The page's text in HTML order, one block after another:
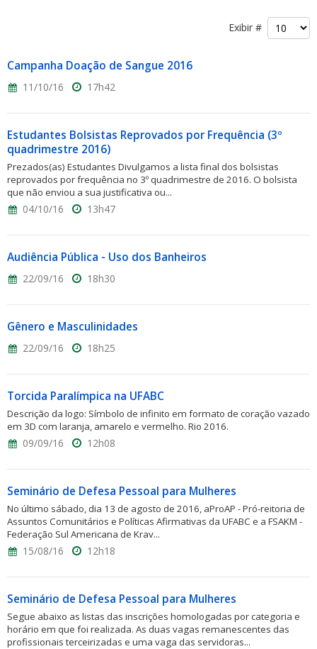
Exibir #
Campanha Doação de Sangue 2016
11/10/16 17h42
Estudantes Bolsistas Reprovados por Frequência (3º
quadrimestre 2016)
Prezados(as) Estudantes Divulgamos a lista final dos bolsistas
reprovados por frequência no 3º quadrimestre de 2016. O bolsista
que não enviou a sua justificativa ou...
04/10/16 13h47
Audiência Pública - Uso dos Banheiros
22/09/16 18h30
Gênero e Masculinidades
22/09/16 18h25
Torcida Paralímpica na UFABC
Descrição da logo: Símbolo de infinito em formato de coração vazado
em 3D com laranja, amarelo e vermelho. Rio 2016.
09/09/16 12h08
Seminário de Defesa Pessoal para Mulheres
No último sábado, dia 13 de agosto de 2016, aProAP - Pró-reitoria de
Assuntos Comunitários e Políticas Afirmativas da UFABC e a FSAKM -
Federação Sul Americana de Krav...
15/08/16 12h18
Seminário de Defesa Pessoal para Mulheres
Segue abaixo as listas das inscrições homologadas por categoria e
horário em que foi realizada. As duas vagas remanescentes das
profissionais terceirizadas e uma vaga das servidoras...